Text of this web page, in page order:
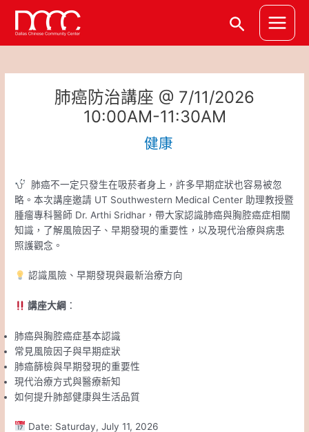
搜
尋
Main
Menu
肺癌防治講座 @ 7/11/2026
10:00AM-11:30AM
健康
肺癌不一定只發生在吸菸者身上，許多早期症狀也容易被忽
略。本次講座邀請 UT Southwestern Medical Center 助理教授暨
腫瘤專科醫師 Dr. Arthi Sridhar，帶大家認識肺癌與胸腔癌症相關
知識，了解風險因子、早期發現的重要性，以及現代治療與病患
照護觀念。
認識風險、早期發現與最新治療方向
講座大綱 ：
肺癌與胸腔癌症基本認識
常見風險因子與早期症狀
肺癌篩檢與早期發現的重要性
現代治療方式與醫療新知
如何提升肺部健康與生活品質
Date: Saturday, July 11, 2026
navigation